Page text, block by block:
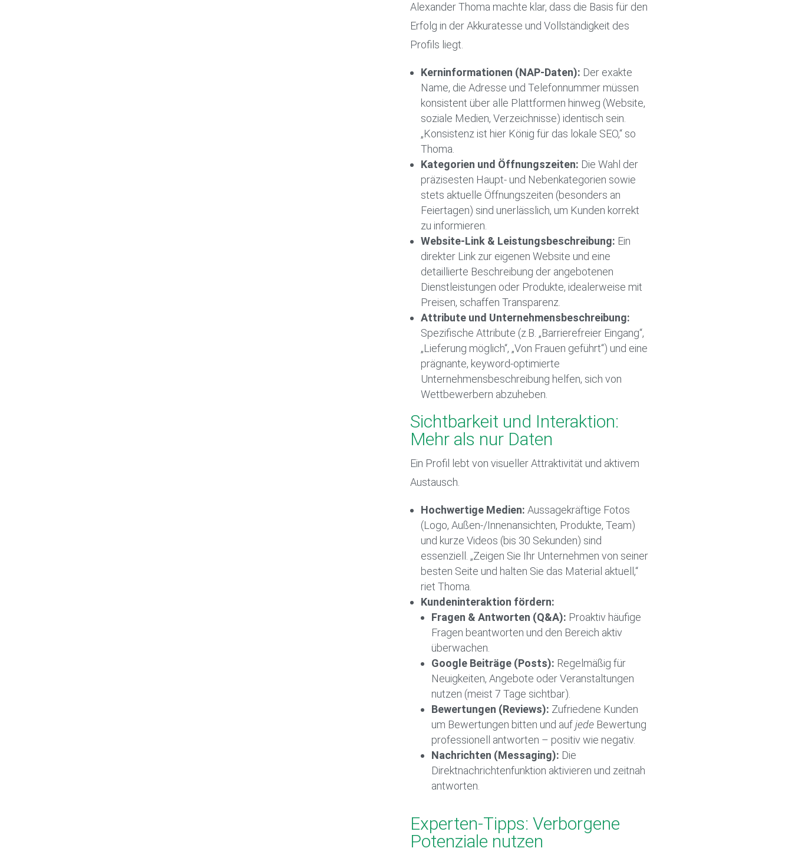
Alexander Thoma machte klar, dass die Basis für den
Erfolg in der Akkuratesse und Vollständigkeit des
Profils liegt.
Kerninformationen (NAP-Daten): Der exakte
Name, die Adresse und Telefonnummer müssen
konsistent über alle Plattformen hinweg (Website,
soziale Medien, Verzeichnisse) identisch sein.
„Konsistenz ist hier König für das lokale SEO,“ so
Thoma.
Kategorien und Öffnungszeiten: Die Wahl der
präzisesten Haupt- und Nebenkategorien sowie
stets aktuelle Öffnungszeiten (besonders an
Feiertagen) sind unerlässlich, um Kunden korrekt
zu informieren.
Website-Link & Leistungsbeschreibung: Ein
direkter Link zur eigenen Website und eine
detaillierte Beschreibung der angebotenen
Dienstleistungen oder Produkte, idealerweise mit
Preisen, schaffen Transparenz.
Attribute und Unternehmensbeschreibung:
Spezifische Attribute (z.B. „Barrierefreier Eingang“,
„Lieferung möglich“, „Von Frauen geführt“) und eine
prägnante, keyword-optimierte
Unternehmensbeschreibung helfen, sich von
Wettbewerbern abzuheben.
Sichtbarkeit und Interaktion:
Mehr als nur Daten
Ein Profil lebt von visueller Attraktivität und aktivem
Austausch.
Hochwertige Medien: Aussagekräftige Fotos
(Logo, Außen-/Innenansichten, Produkte, Team)
und kurze Videos (bis 30 Sekunden) sind
essenziell. „Zeigen Sie Ihr Unternehmen von seiner
besten Seite und halten Sie das Material aktuell,“
riet Thoma.
Kundeninteraktion fördern:
Fragen & Antworten (Q&A): Proaktiv häufige
Fragen beantworten und den Bereich aktiv
überwachen.
Google Beiträge (Posts): Regelmäßig für
Neuigkeiten, Angebote oder Veranstaltungen
nutzen (meist 7 Tage sichtbar).
Bewertungen (Reviews): Zufriedene Kunden
um Bewertungen bitten und aufjedeBewertung
professionell antworten – positiv wie negativ.
Nachrichten (Messaging): Die
Direktnachrichtenfunktion aktivieren und zeitnah
antworten.
Experten-Tipps: Verborgene
Potenziale nutzen